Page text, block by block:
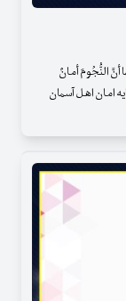
أنَّ النُّجُومَ أمانٌ
امان اهل آسمان